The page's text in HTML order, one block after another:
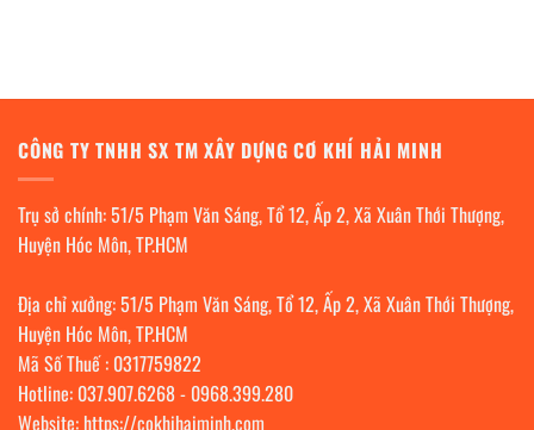
CÔNG TY TNHH SX TM XÂY DỰNG CƠ KHÍ HẢI MINH
Trụ sở chính: 51/5 Phạm Văn Sáng, Tổ 12, Ấp 2, Xã Xuân Thới Thượng,
Huyện Hóc Môn, TP.HCM
Địa chỉ xưởng: 51/5 Phạm Văn Sáng, Tổ 12, Ấp 2, Xã Xuân Thới Thượng,
Huyện Hóc Môn, TP.HCM
Mã Số Thuế : 0317759822
Hotline: 037.907.6268- 0968.399.280
Website: https://cokhihaiminh.com